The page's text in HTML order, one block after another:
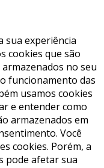
sua experiência
cookies que são
no seu
funcionamento das
usamos cookies
e entender como
armazenados em
Você
cookies. Porém, a
pode afetar sua